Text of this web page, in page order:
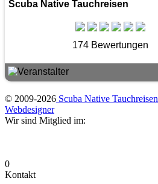
Scuba Native Tauchreisen
174 Bewertungen
© 2009-2026 Scuba Native Tauchreisen
Webdesigner
Wir sind Mitglied im:
0
Kontakt